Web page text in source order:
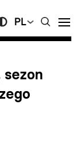
PL
sezon